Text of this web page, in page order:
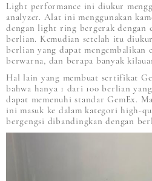
Light performance ini diukur
analyzer. Alat ini menggunakan
dengan light ring bergerak dengan
berlian. Kemudian setelah itu
berlian yang dapat mengembalikan
berwarna, dan berapa banyak
Hal lain yang membuat sertifikat
bahwa hanya 1 dari 100 berlian
dapat memenuhi standar GemEx.
ini masuk ke dalam kategori high-
bergengsi dibandingkan dengan